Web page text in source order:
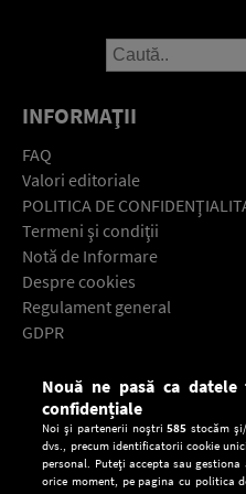
INFORMAŢII
FAQ
Valori editoriale
POLITICA DE
Termeni şi condiţii
Notă de Informare
Despre cookies
Regulament general
GDPR
Descarcă gratuit aplicaţia
Nouă ne pasă ca
confidențiale
Noi și partenerii noștri585 stocăm
dvs., precum identificatorii cookie
personal. Puteți accepta sau
orice moment, pe pagina cu politica